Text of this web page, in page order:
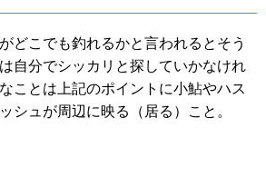
どこでも釣れるかと言われるとそう
自分でシッカリと探していかなけれ
ことは上記のポイントに小鮎やハス
シュが周辺に映る（居る）こと。